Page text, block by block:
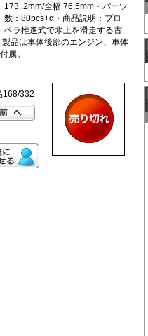
173..2mm/全幅 76.5mm・パーツ
数：80pcs+α・商品説明：プロ
ペラ推進式で氷上を滑走する古
品は車体後部のエンジン、車体
属。
168/332